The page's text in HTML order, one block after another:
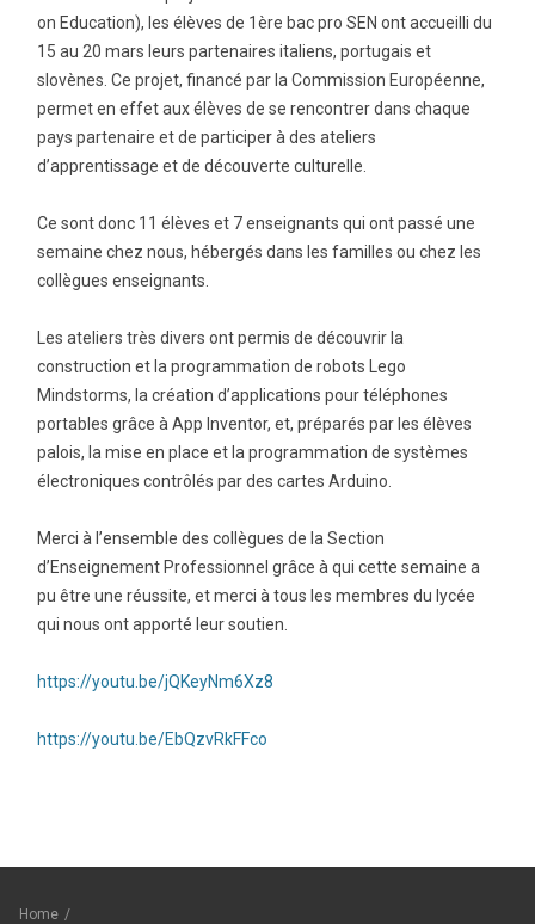
on Education), les élèves de 1ère bac pro SEN ont accueilli du
15 au 20 mars leurs partenaires italiens, portugais et
slovènes. Ce projet, financé par la Commission Européenne,
permet en effet aux élèves de se rencontrer dans chaque
pays partenaire et de participer à des ateliers
d’apprentissage et de découverte culturelle.
Ce sont donc 11 élèves et 7 enseignants qui ont passé une
semaine chez nous, hébergés dans les familles ou chez les
collègues enseignants.
Les ateliers très divers ont permis de découvrir la
construction et la programmation de robots Lego
Mindstorms, la création d’applications pour téléphones
portables grâce à App Inventor, et, préparés par les élèves
palois, la mise en place et la programmation de systèmes
électroniques contrôlés par des cartes Arduino.
Merci à l’ensemble des collègues de la Section
d’Enseignement Professionnel grâce à qui cette semaine a
pu être une réussite, et merci à tous les membres du lycée
qui nous ont apporté leur soutien.
https://youtu.be/jQKeyNm6Xz8
https://youtu.be/EbQzvRkFFco
Home /